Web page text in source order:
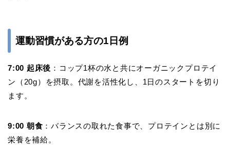
運動習慣がある方の1日例
7:00 起床後 ：コップ1杯の水と共にオーガニックプロテイ
ン（20g）を摂取。代謝を活性化し、1日のスタートを切り
ます。
9:00 朝食 ：バランスの取れた食事で、プロテインとは別に
栄養を補給。